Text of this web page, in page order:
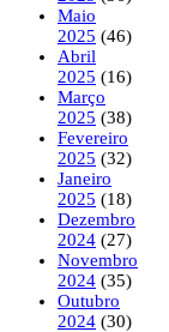
Maio
2025 (46)
Abril
2025 (16)
Março
2025 (38)
Fevereiro
2025 (32)
Janeiro
2025 (18)
Dezembro
2024 (27)
Novembro
2024 (35)
Outubro
2024 (30)